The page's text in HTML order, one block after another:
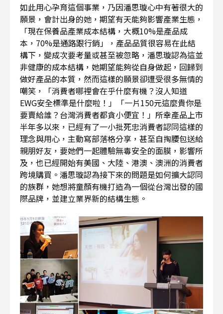
如此用心孕育這個事業，乃因潘思璇心中有著很大的
願景，會計出身的她，期望有天能夠影響產業生態，
「現在保養品產業成本結構，大概10%是產品成
本，70%是通路跟行銷」，產品品質很容易在此結
構下，變成次要考量或甚至被忽略，潘思璇認為這並
非健康的成本結構，她期望能夠從自身做起，回歸到
做好產品的本質，然而這樣的願景卻遭受很多無情的
嘲笑，「消費者哪裡會在乎什麼有機？沒人知道
EWG安全標準是什麼啦！」「一片150元這麼貴你是
要賣給誰？台灣消費者都貪小便宜！」所幸產品上市
半年多以來，已經有了一小批死忠消費者認同這樣的
理念與用心，主動寫部落格分享，甚至自掏腰包送給
親朋好友，要她們一起體驗無毒安全的面膜，影響所
及，也已經開始有美國、大陸、港澳、澳洲的消費者
跨境購買。潘思璇認為接下來的問題是如何擴大認同
的族群，她想將童顏有機打造為一個從台灣出發的國
際品牌，並建立業界新的結構生態。